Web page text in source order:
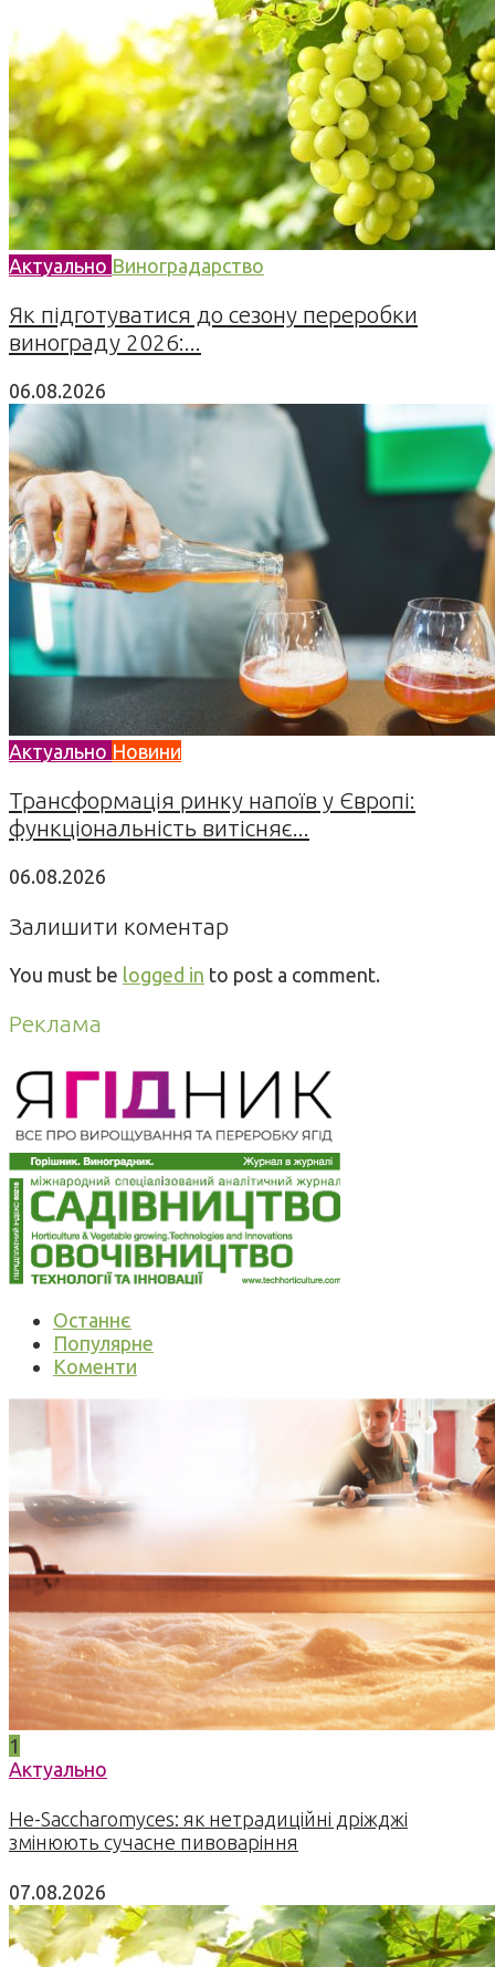
Актуально Виноградарство
Як підготуватися до сезону переробки
винограду 2026:...
06.08.2026
Актуально Новини
Трансформація ринку напоїв у Європі:
функціональність витісняє...
06.08.2026
Залишити коментар
You must be logged in to post a comment.
Реклама
Останнє
Популярне
Коменти
1
Актуально
Не-Saccharomyces: як нетрадиційні дріжджі
змінюють сучасне пивоваріння
07.08.2026